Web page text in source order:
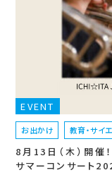
EVENT
お出かけ 教育・サイ
8月13日（木）開
サマーコンサート